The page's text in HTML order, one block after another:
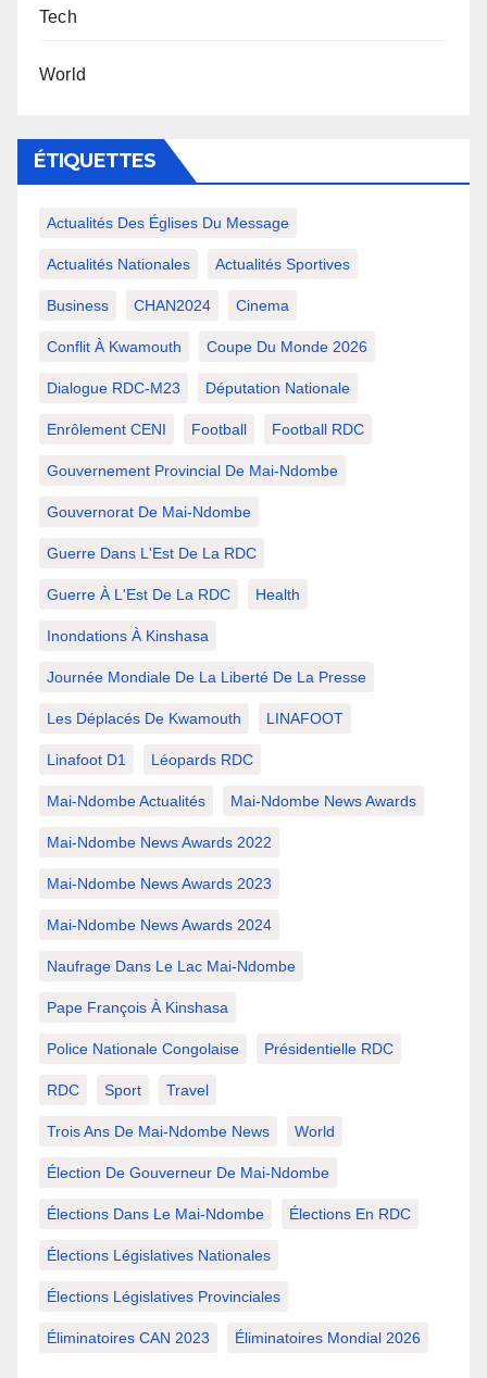
Tech
World
ÉTIQUETTES
Actualités Des Églises Du Message
Actualités Nationales Actualités Sportives
Business CHAN2024 Cinema
Conflit À Kwamouth Coupe Du Monde 2026
Dialogue RDC-M23 Députation Nationale
Enrôlement CENI Football Football RDC
Gouvernement Provincial De Mai-Ndombe
Gouvernorat De Mai-Ndombe
Guerre Dans L'Est De La RDC
Guerre À L'Est De La RDC Health
Inondations À Kinshasa
Journée Mondiale De La Liberté De La Presse
Les Déplacés De Kwamouth LINAFOOT
Linafoot D1 Léopards RDC
Mai-Ndombe Actualités Mai-Ndombe News Awards
Mai-Ndombe News Awards 2022
Mai-Ndombe News Awards 2023
Mai-Ndombe News Awards 2024
Naufrage Dans Le Lac Mai-Ndombe
Pape François À Kinshasa
Police Nationale Congolaise Présidentielle RDC
RDC Sport Travel
Trois Ans De Mai-Ndombe News World
Élection De Gouverneur De Mai-Ndombe
Élections Dans Le Mai-Ndombe Élections En RDC
Élections Législatives Nationales
Élections Législatives Provinciales
Éliminatoires CAN 2023 Éliminatoires Mondial 2026